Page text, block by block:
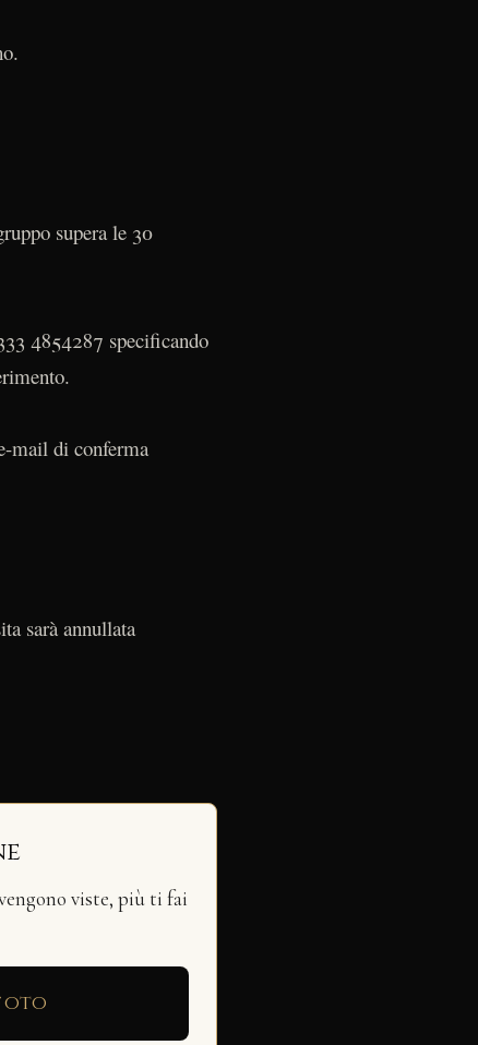
supera le 30
4854287 specificando
mail di conferma
sarà annullata
viste, più ti fai